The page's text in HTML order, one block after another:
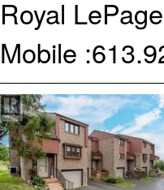
Royal
Mobile :